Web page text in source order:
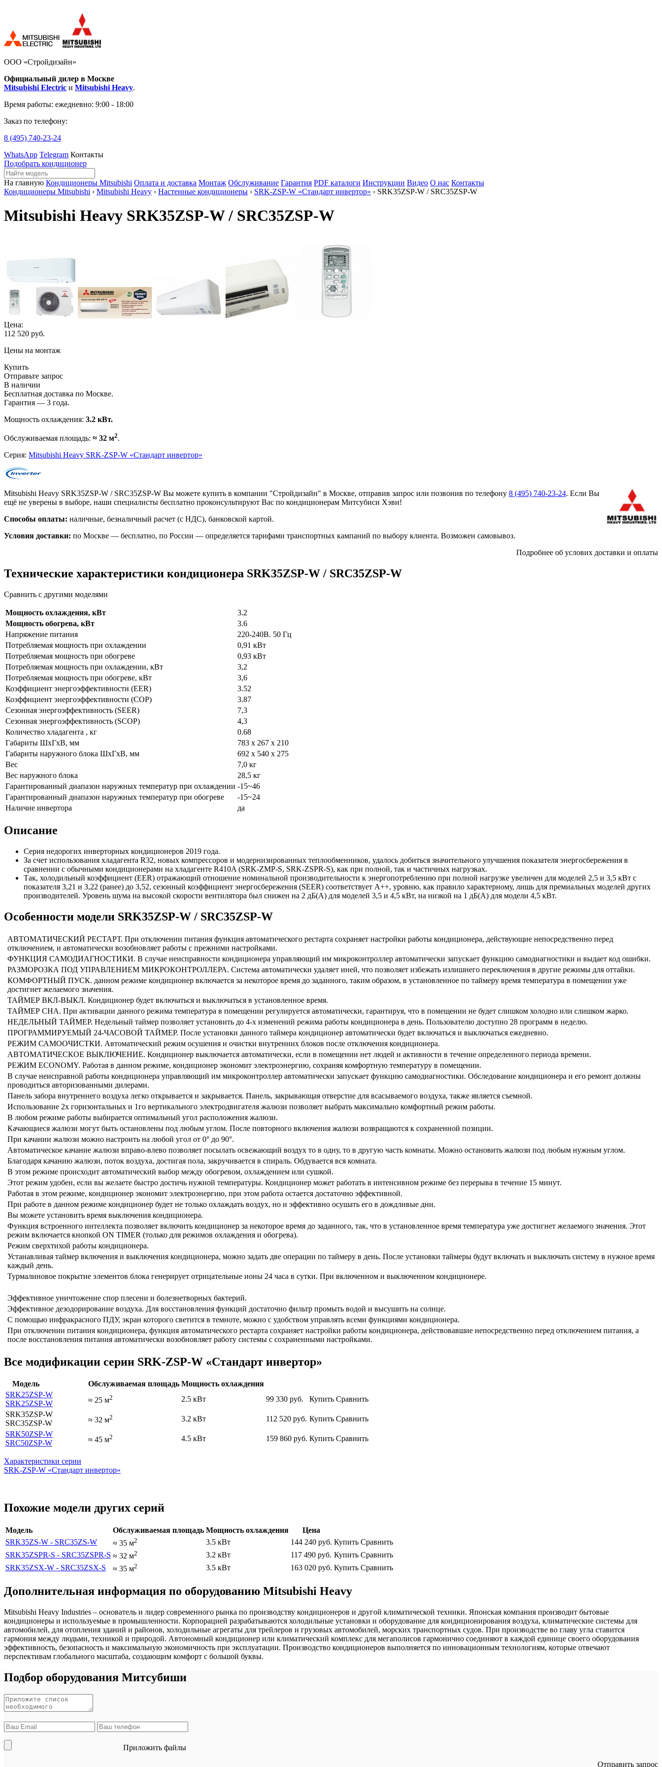
ООО «Стройдизайн»
Официальный дилер в Москве
Mitsubishi Electric и Mitsubishi Heavy.
Время работы: ежедневно: 9:00 - 18:00
Заказ по телефону:
8 (495) 740-23-24
WhatsApp Telegram Контакты
Подобрать кондиционер
На главную Кондиционеры Mitsubishi Оплата и доставка Монтаж Обслуживание Гарантия PDF каталоги Инструкции Видео О нас Контакты
Кондиционеры Mitsubishi › Mitsubishi Heavy › Настенные кондиционеры › SRK-ZSP-W «Стандарт инвертор» › SRK35ZSP-W / SRC35ZSP-W
Mitsubishi Heavy SRK35ZSP-W / SRC35ZSP-W
Цена:
112 520 руб.
Цены на монтаж
Купить
Отправьте запрос
В наличии
Бесплатная доставка по Москве.
Гарантия — 3 года.
Мощность охлаждения: 3.2 кВт.
Обслуживаемая площадь: ≈ 32 м2.
Серия: Mitsubishi Heavy SRK-ZSP-W «Стандарт инвертор»
Mitsubishi Heavy SRK35ZSP-W / SRC35ZSP-W Вы можете купить в компании "Стройдизайн" в Москве, отправив запрос или позвонив по телефону 8 (495) 740-23-24. Если Вы
ещё не уверены в выборе, наши специалисты бесплатно проконсультируют Вас по кондиционерам Митсубиси Хэви!
Способы оплаты: наличные, безналичный расчет (с НДС), банковской картой.
Условия доставки: по Москве — бесплатно, по России — определяется тарифами транспортных кампаний по выбору клиента. Возможен самовывоз.
Подробнее об услових доставки и оплаты
Технические характеристики кондиционера SRK35ZSP-W / SRC35ZSP-W
Сравнить с другими моделями
Мощность охлаждения, кВт
3.2
Мощность обогрева, кВт
3.6
Напряжение питания
220-240В. 50 Гц
Потребляемая мощность при охлаждении
0,91 кВт
Потребляемая мощность при обогреве
0,93 кВт
Потребляемая мощность при охлаждении, кВт
3,2
Потребляемая мощность при обогреве, кВт
3,6
Коэффициент энергоэффективности (EER)
3.52
Коэффициент энергоэффективности (COP)
3.87
Сезонная энергоэффективность (SEER)
7,3
Сезонная энергоэффективность (SCOP)
4,3
Количество хладагента , кг
0.68
Габариты ШхГхВ, мм
783 x 267 x 210
Габариты наружного блока ШхГхВ, мм
692 x 540 x 275
Вес
7,0 кг
Вес наружного блока
28,5 кг
Гарантированный диапазон наружных температур при охлаждении -15~46
Гарантированный диапазон наружных температур при обогреве
-15~24
Наличие инвертора
да
Описание
Серия недорогих инверторных кондиционеров 2019 года.
За счет использования хладагента R32, новых компрессоров и модернизированных теплообменников, удалось добиться значительного улучшения показателя энергосбережения в
сравнении с обычными кондиционерами на хладагенте R410A (SRK-ZMP-S, SRK-ZSPR-S), как при полной, так и частичных нагрузках.
Так, холодильный коэффициент (EER) отражающий отношение номинальной производительности к энергопотреблению при полной нагрузке увеличен для моделей 2,5 и 3,5 кВт с
показателя 3,21 и 3,22 (ранее) до 3,52, сезонный коэффициент энергосбережения (SEER) соответствует A++, уровню, как правило характерному, лишь для премиальных моделей других
производителей. Уровень шума на высокой скорости вентилятора был снижен на 2 дБ(А) для моделей 3,5 и 4,5 кВт, на низкой на 1 дБ(А) для модели 4,5 кВт.
Особенности модели SRK35ZSP-W / SRC35ZSP-W
АВТОМАТИЧЕСКИЙ РЕСТАРТ. При отключении питания функция автоматического рестарта сохраняет настройки работы кондиционера, действующие непосредственно перед
отключением, и автоматически возобновляет работы с прежними настройками.
ФУНКЦИЯ САМОДИАГНОСТИКИ. В случае неисправности кондиционера управляющий им микроконтроллер автоматически запускает функцию самодиагностики и выдает код ошибки.
РАЗМОРОЗКА ПОД УПРАВЛЕНИЕМ МИКРОКОНТРОЛЛЕРА. Система автоматически удаляет иней, что позволяет избежать излишнего переключения в другие режимы для оттайки.
КОМФОРТНЫЙ ПУСК. данном режиме кондиционер включается за некоторое время до заданного, таким образом, в установленное по таймеру время температура в помещении уже
достигнет желаемого значения.
ТАЙМЕР ВКЛ-ВЫКЛ. Кондиционер будет включаться и выключаться в установленное время.
ТАЙМЕР СНА. При активации данного режима температура в помещении регулируется автоматически, гарантируя, что в помещении не будет слишком холодно или слишком жарко.
НЕДЕЛЬНЫЙ ТАЙМЕР. Недельный таймер позволяет установить до 4-х изменений режима работы кондиционера в день. Пользователю доступно 28 программ в неделю.
ПРОГРАММИРУЕМЫЙ 24-ЧАСОВОЙ ТАЙМЕР. После установки данного таймера кондиционер автоматически будет включаться и выключаться ежедневно.
РЕЖИМ САМООЧИСТКИ. Автоматический режим осушения и очистки внутренних блоков после отключения кондиционера.
АВТОМАТИЧЕСКОЕ ВЫКЛЮЧЕНИЕ. Кондиционер выключается автоматически, если в помещении нет людей и активности в течение определенного периода времени.
РЕЖИМ ECONOMY. Работая в данном режиме, кондиционер экономит электроэнергию, сохраняя комфортную температуру в помещении.
В случае неисправной работы кондиционера управляющий им микроконтроллер автоматически запускает функцию самодиагностики. Обследование кондиционера и его ремонт должны
проводиться авторизованными дилерами.
Панель забора внутреннего воздуха легко открывается и закрывается. Панель, закрывающая отверстие для всасываемого воздуха, также является съемной.
Использование 2х горизонтальных и 1го вертикального электродвигателя жалюзи позволяет выбрать максимально комфортный режим работы.
В любом режиме работы выбирается оптимальный угол расположения жалюзи.
Качающиеся жалюзи могут быть остановлены под любым углом. После повторного включения жалюзи возвращаются к сохраненной позиции.
При качании жалюзи можно настроить на любой угол от 0° до 90°.
Автоматическое качание жалюзи вправо-влево позволяет посылать освежающий воздух то в одну, то в другую часть комнаты. Можно остановить жалюзи под любым нужным углом.
Благодаря качанию жалюзи, поток воздуха, достигая пола, закручивается в спираль. Обдувается вся комната.
В этом режиме происходит автоматический выбор между обогревом, охлаждением или сушкой.
Этот режим удобен, если вы желаете быстро достичь нужной температуры. Кондиционер может работать в интенсивном режиме без перерыва в течение 15 минут.
Работая в этом режиме, кондиционер экономит электроэнергию, при этом работа остается достаточно эффективной.
При работе в данном режиме кондиционер будет не только охлаждать воздух, но и эффективно осушать его в дождливые дни.
Вы можете установить время выключения кондиционера.
Функция встроенного интеллекта позволяет включить кондиционер за некоторое время до заданного, так, что в установленное время температура уже достигнет желаемого значения. Этот
режим включается кнопкой ON TIMER (только для режимов охлаждения и обогрева).
Режим сверхтихой работы кондиционера.
Устанавливая таймер включения и выключения кондиционера, можно задать две операции по таймеру в день. После установки таймеры будут включать и выключать систему в нужное время
каждый день.
Турмалиновое покрытие элементов блока генерирует отрицательные ионы 24 часа в сутки. При включенном и выключенном кондиционере.
Эффективное уничтожение спор плесени и болезнетворных бактерий.
Эффективное дезодорирование воздуха. Для восстановления функций достаточно фильтр промыть водой и высушить на солнце.
С помощью инфракрасного ПДУ, экран которого светится в темноте, можно с удобством управлять всеми функциями кондиционера.
При отключении питания кондиционера, функция автоматического рестарта сохраняет настройки работы кондиционера, действовавшие непосредственно перед отключением питания, а
после восстановления питания автоматически возобновляет работу системы с сохраненными настройками.
Все модификации серии SRK-ZSP-W «Стандарт инвертор»
Модель Обслуживаемая площадь Мощность охлаждения
SRK25ZSP-W
SRK25ZSP-W
≈ 25 м2 2.5 кВт 99 330 руб. Купить Сравнить
SRK35ZSP-W
SRC35ZSP-W
≈ 32 м2 3.2 кВт 112 520 руб. Купить Сравнить
SRK50ZSP-W
SRC50ZSP-W
≈ 45 м2 4.5 кВт 159 860 руб. Купить Сравнить
Характеристики серии
SRK-ZSP-W «Стандарт инвертор»
Похожие модели других серий
Модель Обслуживаемая площадь Мощность охлаждения
Цена
SRK35ZS-W - SRC35ZS-W
≈ 35 м2 3.5 кВт 144 240 руб. Купить Сравнить
SRK35ZSPR-S - SRC35ZSPR-S ≈ 32 м2 3.2 кВт 117 490 руб. Купить Сравнить
SRK35ZSX-W - SRC35ZSX-S
≈ 35 м2 3.5 кВт 163 020 руб. Купить Сравнить
Дополнительная информация по оборудованию Mitsubishi Heavy
Mitsubishi Heavy Industries – основатель и лидер современного рынка по производству кондиционеров и другой климатической техники. Японская компания производит бытовые
кондиционеры и используемые в промышленности. Корпорацией разрабатываются холодильные установки и оборудование для кондиционирования воздуха, климатические системы для
автомобилей, для отопления зданий и районов, холодильные агрегаты для трейлеров и грузовых автомобилей, морских транспортных судов. При производстве во главу угла ставится
гармония между людьми, техникой и природой. Автономный кондиционер или климатический комплекс для мегаполисов гармонично соединяют в каждой единице своего оборудования
эффективность, безопасность и максимальную экономичность при эксплуатации. Производство кондиционеров выполняется по инновационным технологиям, которые отвечают
перспективам глобального масштаба, создающим комфорт с большой буквы.
Подбор оборудования Митсубиши
Приложить файлы
Отправить запрос